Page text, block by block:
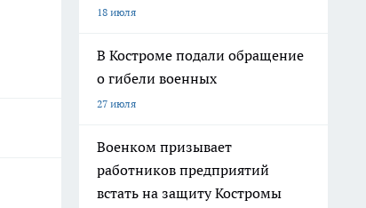
18 июля
В Костроме подали обращение
о гибели военных
27 июля
Военком призывает
работников предприятий
встать на защиту Костромы